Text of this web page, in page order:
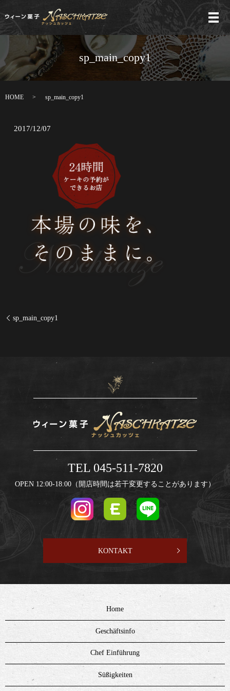
メ
sp_main_copy1
HOME sp_main_copy1
2017/12/07
sp_main_copy1
TEL 045-511-7820
OPEN 12:00-18:00（開店時間は若干変更することがあります）
KONTAKT
Home
Geschäftsinfo
Chef Einführung
Süßigkeiten